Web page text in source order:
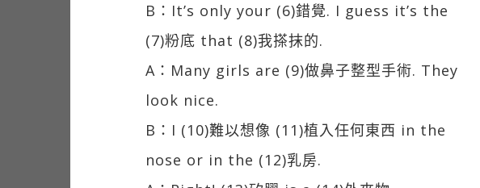
B：It’s only your (6)錯覺. I guess it’s the
(7)粉底 that (8)我搽抹的.
A：Many girls are (9)做鼻子整型手術. They
look nice.
B：I (10)難以想像 (11)植入任何東西 in the
nose or in the (12)乳房.